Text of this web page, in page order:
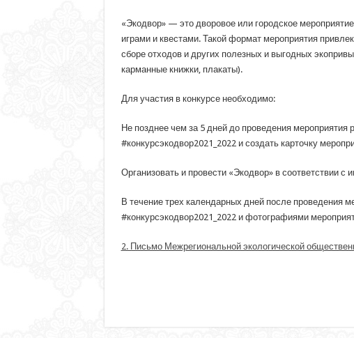
«Экодвор» — это дворовое или городское
играми и квестами. Такой формат мероприятия
сборе отходов и других полезных и выгодных
карманные книжки, плакаты).
Для участия в конкурсе необходимо:
Не позднее чем за 5 дней до проведения мероприятия
#конкурсэкодвор2021_2022 и создать карточку
Организовать и провести «Экодвор» в соответствии с
В течение трех календарных дней после проведения
#конкурсэкодвор2021_2022 и фотографиями
2. Письмо Межрегиональной экологической